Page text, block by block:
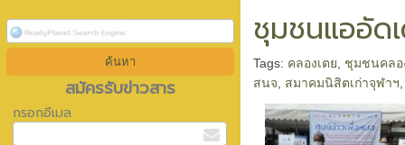
สมัครรับข่าวสาร
กรอกอีเมล
ชุมชนแออัด
Tags: คลองเตย ชุมชนคลอ
สนจ
สมาคมนิสิตเก่าจุฬาฯ